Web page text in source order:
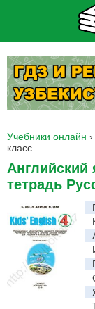
Учебники онлайн ›
класс
Английский
тетрадь